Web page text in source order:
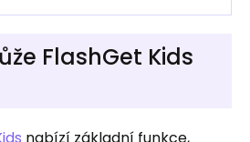
FlashGet Kids